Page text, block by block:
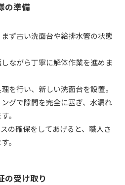
の準備
ず古い洗面台や給排水管の状態
ながら丁寧に解体作業を進めま
を行い、新しい洗面台を設置。
グで隙間を完全に塞ぎ、水漏れ
。
の確保をしてあげると、職人さ
。
の受け取り